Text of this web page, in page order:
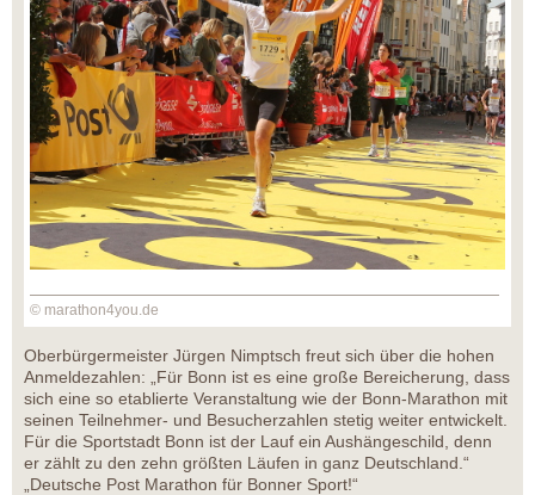
© marathon4you.de
Oberbürgermeister Jürgen Nimptsch freut sich über die hohen
Anmeldezahlen: „Für Bonn ist es eine große Bereicherung, dass
sich eine so etablierte Veranstaltung wie der Bonn-Marathon mit
seinen Teilnehmer- und Besucherzahlen stetig weiter entwickelt.
Für die Sportstadt Bonn ist der Lauf ein Aushängeschild, denn
er zählt zu den zehn größten Läufen in ganz Deutschland.“
„Deutsche Post Marathon für Bonner Sport!“